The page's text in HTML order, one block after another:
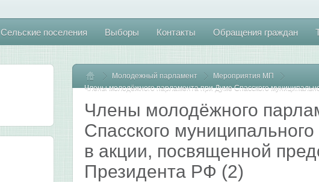
Сельские поселения Выборы Контакты Обращения граждан
Главная
Молодежный парламент
Мероприятия МП
Члены молодёжного парламента при Думе Спасского
Члены молодёжного
Спасского
в акции, посвященной
Президента РФ (2)